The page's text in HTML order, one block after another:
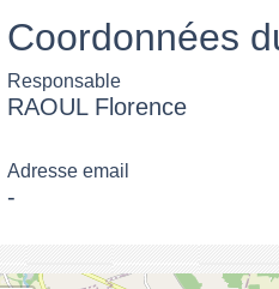
Coordonnées
Responsable
RAOUL Florence
Adresse email
-